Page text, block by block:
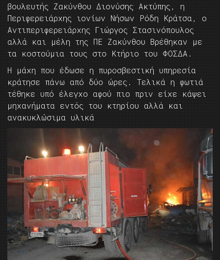
βουλευτής Ζακύνθου Διονύσης Ακτύπης, η
Περιφερειάρχης ιονίων Νήσων Ρόδη Κράτσα, ο
Αντιπεριφερειάρχης Γιώργος Στασινόπουλος
αλλά και μέλη της ΠΕ Ζακύνθου Βρέθηκαν με
τα κοστούμια τους στο Κτήριο του ΦΟΣΔΑ.
Η μάχη που έδωσε η πυροσβεστική υπηρεσία
κράτησε πάνω από δύο ώρες. Τελικά η φωτιά
τέθηκε υπό έλεγχο αφού πιο πριν είχε κάψει
μηχανήματα εντός του κτηρίου αλλά και
ανακυκλώσιμα υλικά